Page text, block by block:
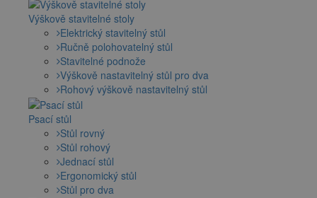
Výškově stavitelné stoly
Elektrický stavitelný stůl
Ručně polohovatelný stůl
Stavitelné podnože
Výškově nastavitelný stůl pro dva
Rohový výškově nastavitelný stůl
Psací stůl
Stůl rovný
Stůl rohový
Jednací stůl
Ergonomický stůl
Stůl pro dva